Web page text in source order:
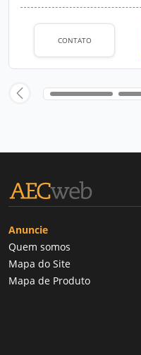
CONTATO
Anuncie
Quem somos
Mapa do Site
Mapa de Produto